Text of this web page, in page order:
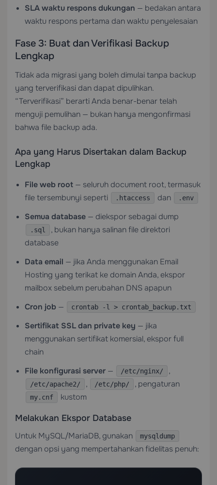
SLA waktu respons dukungan — bedakan antara
waktu respons pertama dan waktu penyelesaian
Fase 3: Buat dan Verifikasi Backup
Lengkap
Tidak ada migrasi yang boleh dimulai tanpa backup
yang terverifikasi dan dapat dipulihkan.
“Terverifikasi” berarti Anda benar-benar telah
menguji pemulihan — bukan hanya mengonfirmasi
bahwa file backup ada.
Apa yang Harus Disertakan dalam Backup
Lengkap
File web root — seluruh document root, termasuk
file tersembunyi seperti
.htaccess dan .env
Semua database — diekspor sebagai dump
.sql
, bukan hanya salinan file direktori
database
Data email — jika Anda menggunakan Email
Hosting yang terikat ke domain Anda, ekspor
mailbox sebelum perubahan DNS apapun
Cron job — crontab -l > crontab_backup.txt
Sertifikat SSL dan private key — jika
menggunakan sertifikat komersial, ekspor full
chain
File konfigurasi server — /etc/nginx/ ,
/etc/apache2/ , /etc/php/ , pengaturan
my.cnf kustom
Melakukan Ekspor Database
Untuk MySQL/MariaDB, gunakan mysqldump
dengan opsi yang mempertahankan fidelitas penuh: